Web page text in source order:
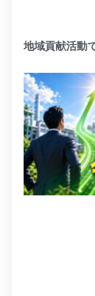
地域貢献活動